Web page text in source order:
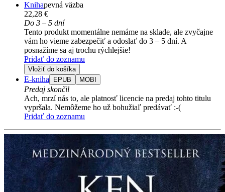
Knihapevná väzba
22,28 €
Do 3 – 5 dní
Tento produkt momentálne nemáme na sklade, ale zvyčajne
vám ho vieme zabezpečiť a odoslať do 3 – 5 dní. A
posnažíme sa aj trochu rýchlejšie!
Pridať do zoznamu
Vložiť do košíka
E-kniha EPUB MOBI
Predaj skončil
Ach, mrzí nás to, ale platnosť licencie na predaj tohto titulu
vypršala. Nemôžeme ho už bohužiaľ predávať :-(
Pridať do zoznamu